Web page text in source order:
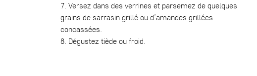
7. Versez dans des verrines et parsemez de quelques
grains de sarrasin grillé ou d’amandes grillées
concassées.
8. Dégustez tiède ou froid.